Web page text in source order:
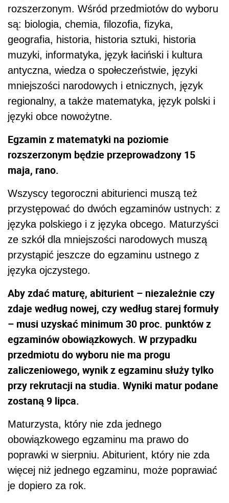
rozszerzonym. Wśród przedmiotów do wyboru
są: biologia, chemia, filozofia, fizyka,
geografia, historia, historia sztuki, historia
muzyki, informatyka, język łaciński i kultura
antyczna, wiedza o społeczeństwie, języki
mniejszości narodowych i etnicznych, język
regionalny, a także matematyka, język polski i
języki obce nowożytne.
Egzamin z matematyki na poziomie
rozszerzonym będzie przeprowadzony 15
maja, rano.
Wszyscy tegoroczni abiturienci muszą też
przystępować do dwóch egzaminów ustnych: z
języka polskiego i z języka obcego. Maturzyści
ze szkół dla mniejszości narodowych muszą
przystąpić jeszcze do egzaminu ustnego z
języka ojczystego.
Aby zdać maturę, abiturient – niezależnie czy
zdaje według nowej, czy według starej formuły
– musi uzyskać minimum 30 proc. punktów z
egzaminów obowiązkowych. W przypadku
przedmiotu do wyboru nie ma progu
zaliczeniowego, wynik z egzaminu służy tylko
przy rekrutacji na studia. Wyniki matur podane
zostaną 9 lipca.
Maturzysta, który nie zda jednego
obowiązkowego egzaminu ma prawo do
poprawki w sierpniu. Abiturient, który nie zda
więcej niż jednego egzaminu, może poprawiać
je dopiero za rok.